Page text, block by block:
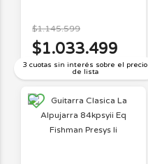
3 cuotas sin interés sobre el precio
de lista
$1.145.599
$1.033.499